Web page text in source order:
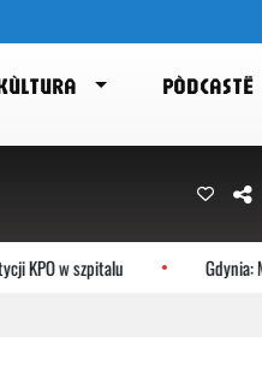
PÒDCASTË
KPO w szpitalu Gdynia: